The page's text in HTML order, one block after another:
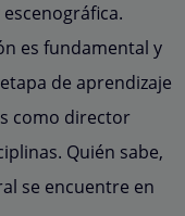
es fundamental y
de aprendizaje
como director
Quién sabe,
se encuentre en